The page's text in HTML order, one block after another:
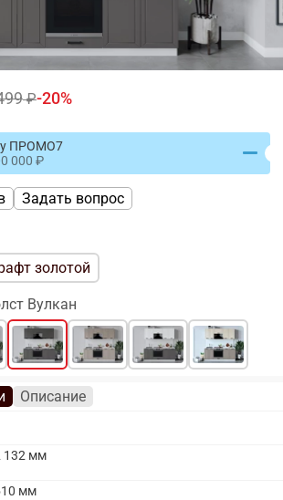
20
ПРОМО7
000
Задать вопрос
золотой
Вулкан
Описание
132 мм
мм